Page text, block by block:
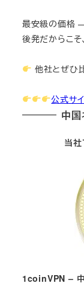
最安級の価格
後発だからこそ
他社とぜひ
公式サ
中
当社
1coinVPN –